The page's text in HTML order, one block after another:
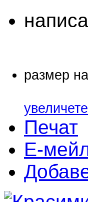
размер
Печат
Е-